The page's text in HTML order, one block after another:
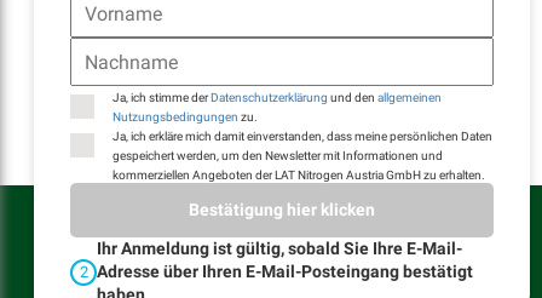
Ja, ich stimme derDatenschutzerklärung und den allgemeinen
Nutzungsbedingungen zu.
Ja, ich erkläre mich damit einverstanden, dass meine persönlichen Daten
gespeichert werden, um den Newsletter mit Informationen und
kommerziellen Angeboten der LAT Nitrogen Austria GmbH zu erhalten.
Bestätigung hier klicken
2
Ihr Anmeldung ist gültig, sobald Sie Ihre E-Mail-
Adresse über Ihren E-Mail-Posteingang bestätigt
E-Billing
LAT Nitrogen Austria GmbH © Alle Rechte vorbehalten
Allgemeine Nutzungsbedingungen
Allgemeine Verkaufs- und Lieferbedingungen